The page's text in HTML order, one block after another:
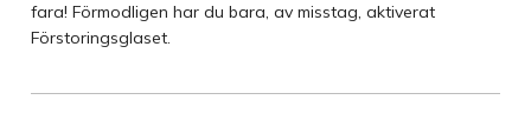
fara! Förmodligen har du bara, av misstag, aktiverat
Förstoringsglaset.